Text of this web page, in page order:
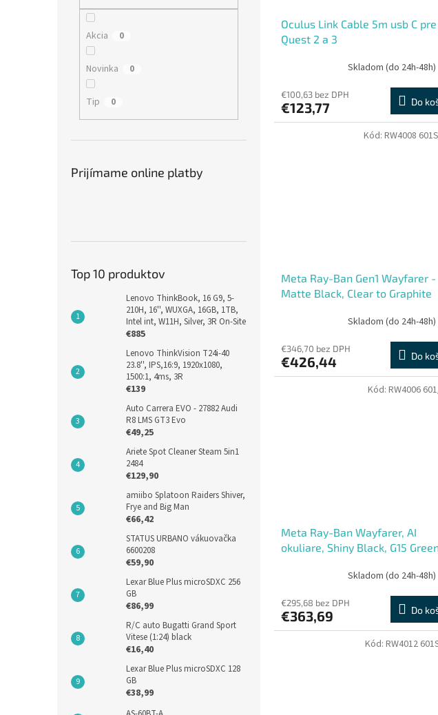
Akcia 0
Novinka 0
Tip 0
Prijímame online platby
Top 10 produktov
Lenovo ThinkBook, 16 G9, 5-
210H, 16'', WUXGA, 16GB, 1TB,
Intel int, W11H, Silver, 3R On-Site
€885
Lenovo ThinkVision T24i-40
23.8'', IPS,16:9, 1920x1080,
1500:1, 4ms, 3R
€139
Auto Carrera EVO - 27882 Audi
R8 LMS GT3 Evo
€49,25
Ariete Spot Cleaner Steam 5in1
2484
€129,90
amiibo Splatoon Raiders Shiver,
Frye and Big Man
€66,42
STATUS URBANO vákuovačka
6600208
€59,90
Lexar Blue Plus microSDXC 256
GB
€86,99
R/C auto Bugatti Grand Sport
Vitese (1:24) black
€16,40
Lexar Blue Plus microSDXC 128
GB
€38,99
Oculus Link Cable 5m usb C pre
Quest 2 a 3
Skladom (do 24h-48h)
€100,63 bez DPH
€123,77 Do
Meta Ray-Ban Gen1 Wayfarer -
Matte Black, Clear to Graphite
Skladom (do 24h-48h)
€346,70 bez DPH
€426,44 Do
Kód: RW4008
Meta Ray-Ban Wayfarer, AI
okuliare, Shiny Black, G15 Green
Skladom (do 24h-48h)
€295,68 bez DPH
€363,69 Do
Kód: RW4006
Kód: RW4012